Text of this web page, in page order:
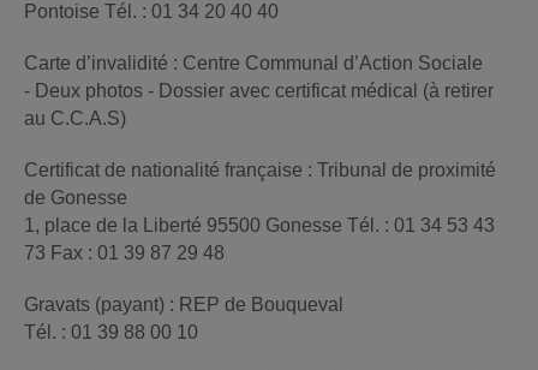
Pontoise Tél. : 01 34 20 40 40
Carte d’invalidité : Centre Communal d’Action Sociale
- Deux photos - Dossier avec certificat médical (à retirer
au C.C.A.S)
Certificat de nationalité française : Tribunal de proximité
de Gonesse
1, place de la Liberté 95500 Gonesse Tél. : 01 34 53 43
73 Fax : 01 39 87 29 48
Gravats (payant) : REP de Bouqueval
Tél. : 01 39 88 00 10